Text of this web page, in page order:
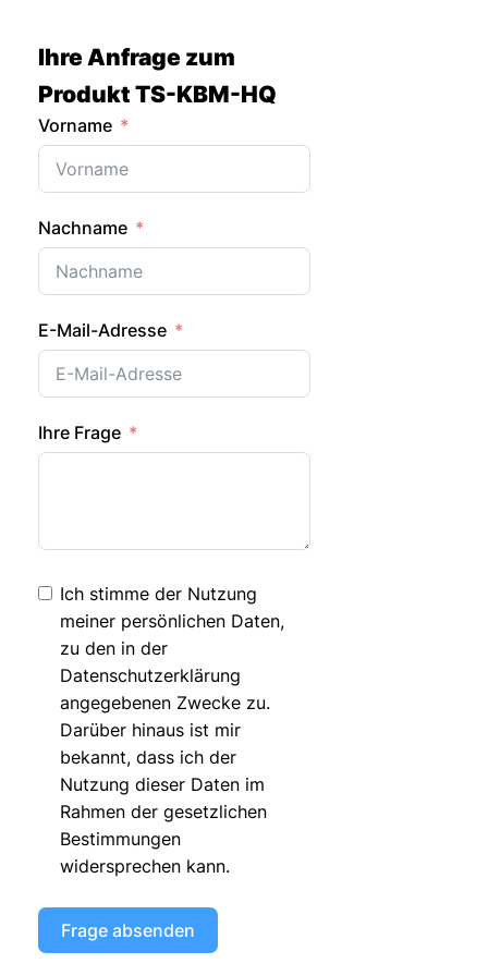
springenIhre Anfrage zum
Produkt TS-KBM-HQ
Vorname
Nachname
E-Mail-Adresse
Ihre Frage
Ich stimme der Nutzung
meiner persönlichen Daten,
zu den in der
Datenschutzerklärung
angegebenen Zwecke zu.
Darüber hinaus ist mir
bekannt, dass ich der
Nutzung dieser Daten im
Rahmen der gesetzlichen
Bestimmungen
widersprechen kann.
Frage absenden